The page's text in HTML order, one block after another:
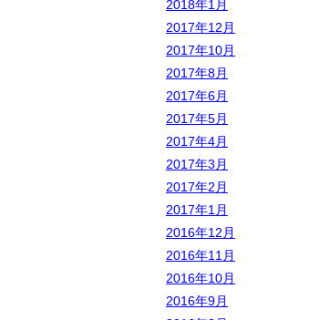
2018年1月
2017年12月
2017年10月
2017年8月
2017年6月
2017年5月
2017年4月
2017年3月
2017年2月
2017年1月
2016年12月
2016年11月
2016年10月
2016年9月